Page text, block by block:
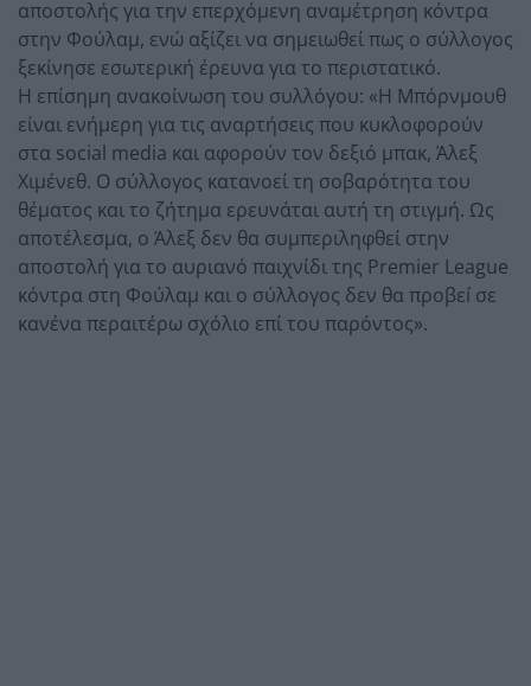
αποστολής για την επερχόμενη αναμέτρηση κόντρα
στην Φούλαμ, ενώ αξίζει να σημειωθεί πως ο σύλλογος
ξεκίνησε εσωτερική έρευνα για το περιστατικό.
Η επίσημη ανακοίνωση του συλλόγου: «Η Μπόρνμουθ
είναι ενήμερη για τις αναρτήσεις που κυκλοφορούν
στα social media και αφορούν τον δεξιό μπακ, Άλεξ
Χιμένεθ. Ο σύλλογος κατανοεί τη σοβαρότητα του
θέματος και το ζήτημα ερευνάται αυτή τη στιγμή. Ως
αποτέλεσμα, ο Άλεξ δεν θα συμπεριληφθεί στην
αποστολή για το αυριανό παιχνίδι της Premier League
κόντρα στη Φούλαμ και ο σύλλογος δεν θα προβεí σε
κανένα περαιτέρω σχόλιο επί του παρόντος».